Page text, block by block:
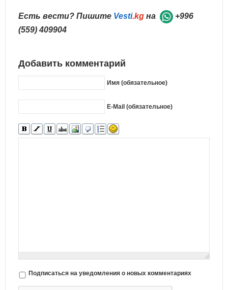
Есть вести? Пишите Vesti.kg на
+996
(559) 409904
Добавить комментарий
Имя (обязательное)
E-Mail (обязательное)
Подписаться на уведомления о новых комментариях